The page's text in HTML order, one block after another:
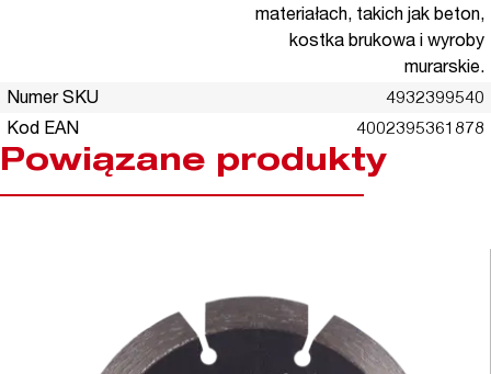
materiałach, takich jak beton,
kostka brukowa i wyroby
murarskie.
Numer SKU
4932399540
Kod EAN
4002395361878
Powiązane produkty